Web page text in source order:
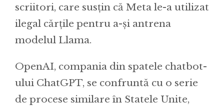
scriitori, care susțin că Meta le-a utilizat
ilegal cărțile pentru a-și antrena
modelul Llama.
OpenAI, compania din spatele chatbot-
ului ChatGPT, se confruntă cu o serie
de procese similare în Statele Unite,